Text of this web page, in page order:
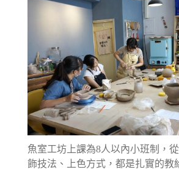
魚室工坊上課為8人以內小班制，
飾技法、上色方式，都是扎實的教